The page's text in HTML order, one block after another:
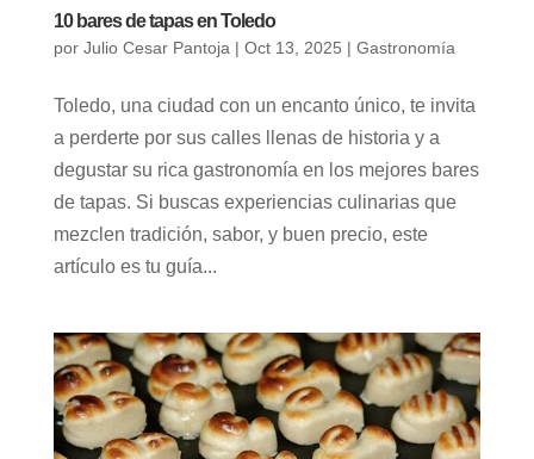
10 bares de tapas en Toledo
por Julio Cesar Pantoja| Oct 13, 2025 | Gastronomía
Toledo, una ciudad con un encanto único, te invita
a perderte por sus calles llenas de historia y a
degustar su rica gastronomía en los mejores bares
de tapas. Si buscas experiencias culinarias que
mezclen tradición, sabor, y buen precio, este
artículo es tu guía...